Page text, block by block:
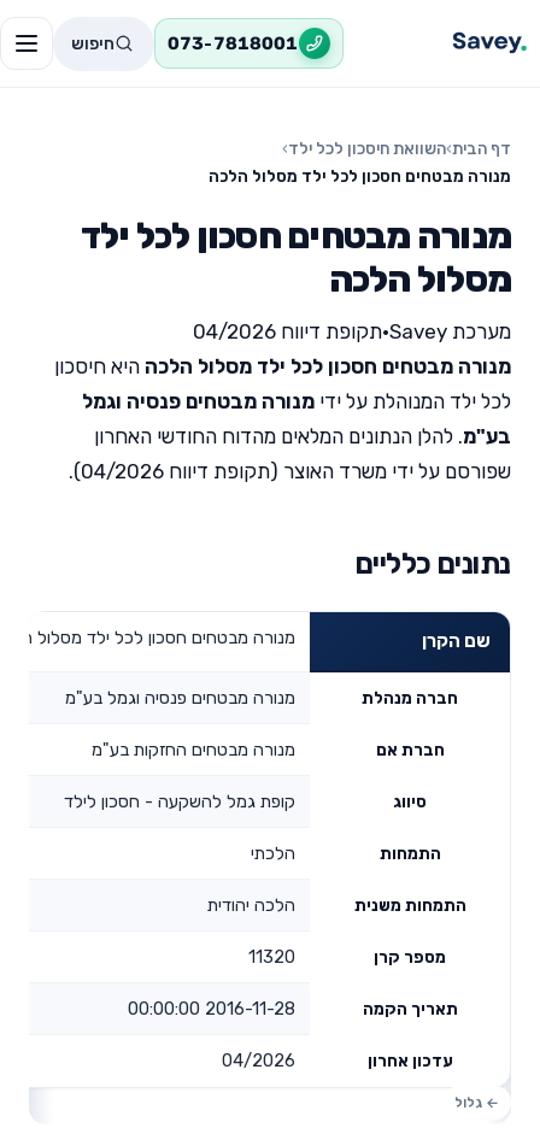
073-7818001 חיפוש
דף הבית›השוואת חיסכון לכל ילד›
מנורה מבטחים חסכון לכל ילד מסלול הלכה
מנורה מבטחים חסכון לכל ילד
מסלול הלכה
מערכת Savey •תקופת דיווח 04/2026
מנורה מבטחים חסכון לכל ילד מסלול הלכה היא חיסכון
לכל ילד המנוהלת על ידי מנורה מבטחים פנסיה וגמל
בע"מ. להלן הנתונים המלאים מהדוח החודשי האחרון
שפורסם על ידי משרד האוצר (תקופת דיווח 04/2026).
נתונים כלליים
שם הקרן מנורה מבטחים חסכון לכל ילד מסלול
חברה מנהלת מנורה מבטחים פנסיה וגמל בע"מ
חברת אם מנורה מבטחים החזקות בע"מ
סיווג קופת גמל להשקעה - חסכון לילד
התמחות הלכתי
התמחות משנית הלכה יהודית
מספר קרן 11320
תאריך הקמה 2016-11-28 00:00:00
עדכון אחרון 04/2026